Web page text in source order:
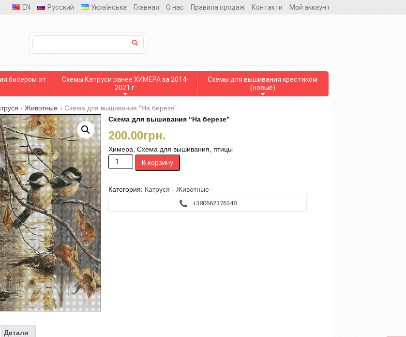
EN Русский Українська Главная О нас Правила продаж Контакти Мой аккаунт
бисером от
Схемы Катруси ранее ХИМЕРА за 2014-
2021 г.
Схемы для вышивания крестиком
(новые)
- Животные › Схема для вышивания "На березе"
Схема для вышивания “На березе”
200.00грн.
Химера, Схема для вышивания, птицы
Количество
товара
для
В корзину
Категория: Катруся - Животные
+380662376348
Детали